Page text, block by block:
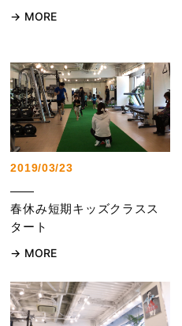
MORE
2019/03/23
春休み短期キッズクラスス
タート
MORE